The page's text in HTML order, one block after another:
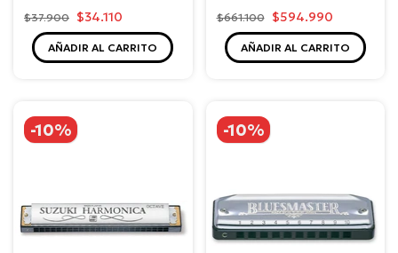
$37.900 $34.110
AÑADIR AL CARRITO
$661.100 $594.990
AÑADIR AL CARRITO
-10% -10%